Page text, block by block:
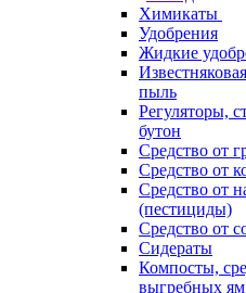
Химикаты
Удобрения
Жидкие
пыль
Регуляторы,
бутон
Средство от
Средство от
Средство от
(пестициды)
Средство от
Сидераты
Компосты,
выгребных ям